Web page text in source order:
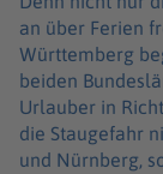
an über Ferien
Württemberg
beiden
Urlauber in
die Staugefahr
und Nürnberg,